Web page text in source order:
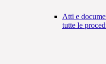
Atti e
tutte le